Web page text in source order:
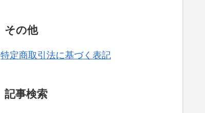
その他
特定商取引法に基づく表記
記事検索